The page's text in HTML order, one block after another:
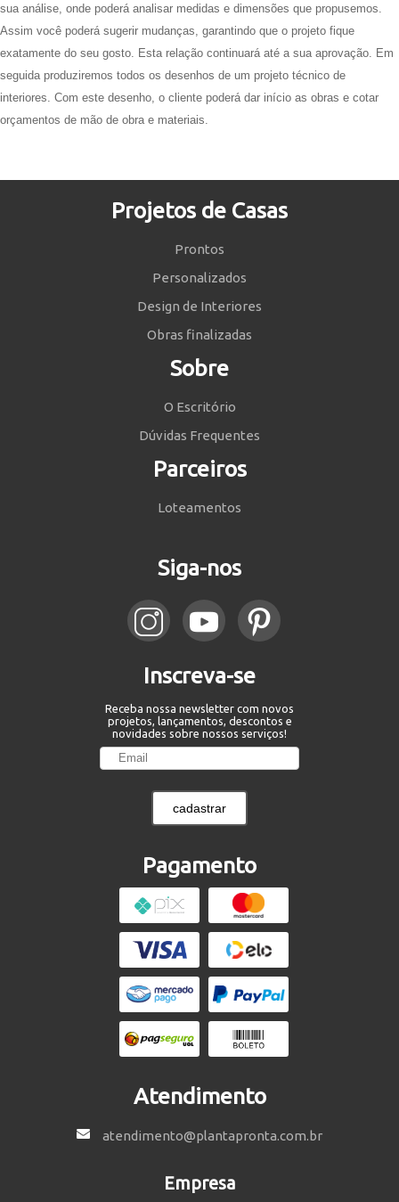
sua análise, onde poderá analisar medidas e dimensões que propusemos.
Assim você poderá sugerir mudanças, garantindo que o projeto fique
exatamente do seu gosto. Esta relação continuará até a sua aprovação. Em
seguida produziremos todos os desenhos de um projeto técnico de
interiores. Com este desenho, o cliente poderá dar início as obras e cotar
orçamentos de mão de obra e materiais.
Projetos de Casas
Prontos
Personalizados
Design de Interiores
Obras finalizadas
Sobre
O Escritório
Dúvidas Frequentes
Parceiros
Loteamentos
Siga-nos
Inscreva-se
Receba nossa newsletter com novos
projetos, lançamentos, descontos e
novidades sobre nossos serviços!
cadastrar
Pagamento
Atendimento
atendimento@plantapronta.com.br
Empresa